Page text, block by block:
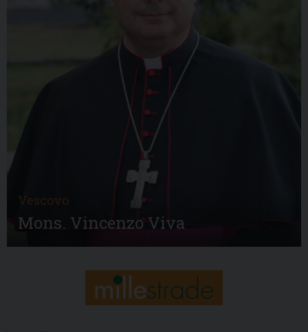
Vescovo
Mons. Vincenzo Viva